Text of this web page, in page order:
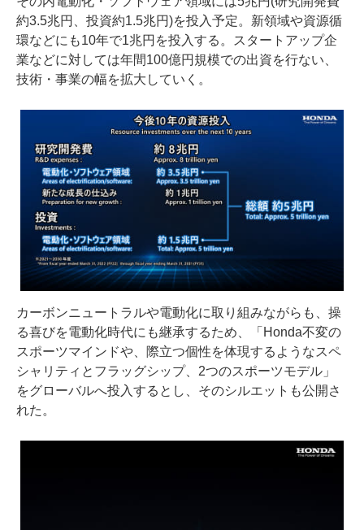
約3.5兆円、投資約1.5兆円)を投入予定。新領域や資源循
環などにも10年で1兆円を投入する。スタートアップ企
業などに対しては年間100億円規模での出資を行ない、
技術・事業の幅を拡大していく。
カーボンニュートラルや電動化に取り組みながらも、操
る喜びを電動化時代にも継承するため、「Honda不変の
スポーツマインドや、際立つ個性を体現するようなスペ
シャリティとフラッグシップ、2つのスポーツモデル」
をグローバルへ投入するとし、そのシルエットも公開さ
れた。